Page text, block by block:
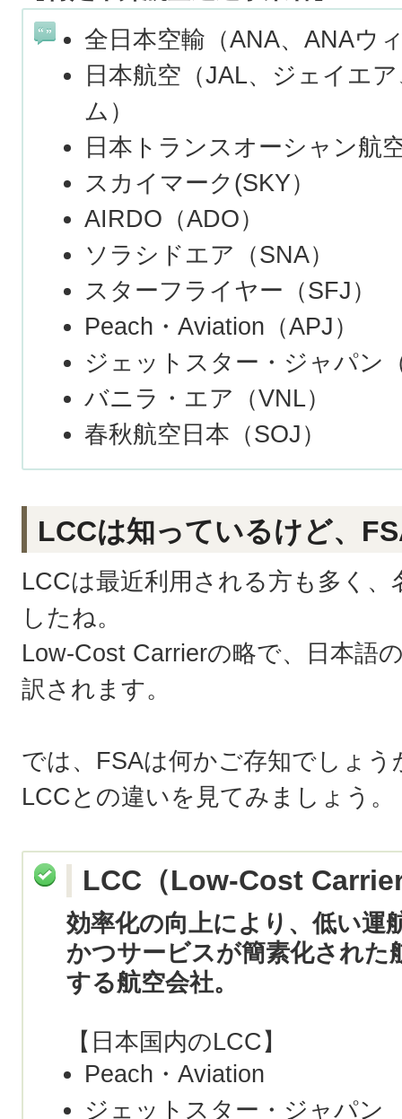
全日本空輸（ANA、ANAウ
日本航空（JAL、ジェイエ
ム）
日本トランスオーシャン航
スカイマーク(SKY）
AIRDO（ADO）
ソラシドエア（SNA）
スターフライヤー（SFJ）
Peach・Aviation（APJ）
ジェットスター・ジャパン
バニラ・エア（VNL）
春秋航空日本（SOJ）
LCCは知っているけど、
LCCは最近利用される方も多く
したね。
Low-Cost Carrierの略で、日本語
訳されます。
では、FSAは何かご存知でしょう
LCCとの違いを見てみましょう。
LCC（Low-Cost
効率化の向上により、低い運
かつサービスが簡素化された
する航空会社。
【日本国内のLCC】
Peach・Aviation
ジェットスター・ジャパン